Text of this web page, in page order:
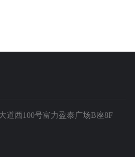
道西100号富力盈泰广场B座8F